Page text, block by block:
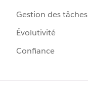
Gestion des tâches
Évolutivité
Confiance